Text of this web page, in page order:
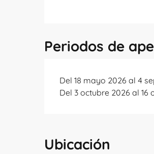
Periodos de
Del 18 mayo 2026 al 4
Del 3 octubre 2026 al
Ubicación